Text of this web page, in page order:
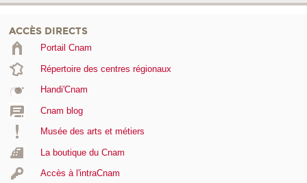
ACCÈS DIRECTS
Portail Cnam
Répertoire des centres régionaux
Handi'Cnam
Cnam blog
Musée des arts et métiers
La boutique du Cnam
Accès à l'intraCnam